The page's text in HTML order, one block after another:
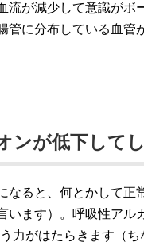
流が減少して意識が
管に分布している血管
ンが低下して
なると、何とかして正
います）。呼吸性アル
力がはたらきます（